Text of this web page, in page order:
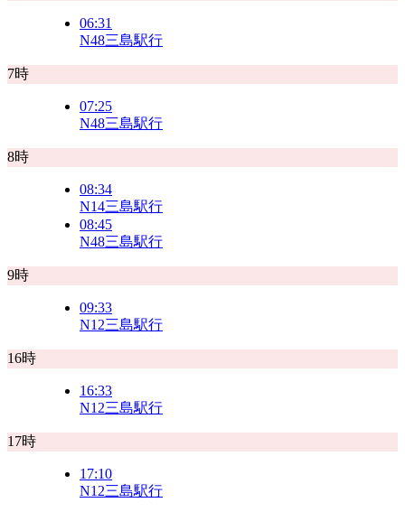
06:31
N48三島駅行
7時
07:25
N48三島駅行
8時
08:34
N14三島駅行
08:45
N48三島駅行
9時
09:33
N12三島駅行
16時
16:33
N12三島駅行
17時
17:10
N12三島駅行